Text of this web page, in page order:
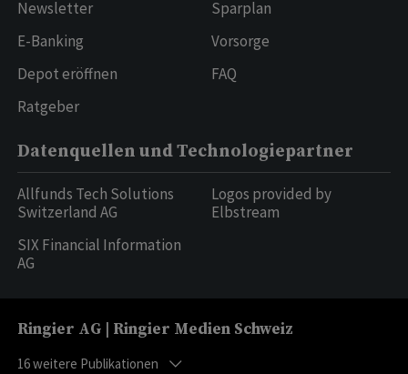
Newsletter
E-Banking
Depot eröffnen
Ratgeber
Sparplan
Vorsorge
FAQ
Datenquellen und Technologiepartner
Allfunds Tech Solutions
Switzerland AG
SIX Financial Information
AG
Logos provided by
Elbstream
Ringier AG | Ringier Medien Schweiz
16weitere Publikationen